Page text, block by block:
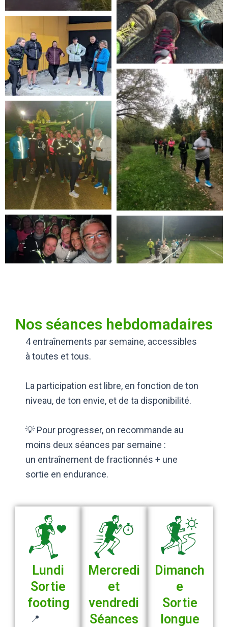
Nos séances hebdomadaires
4 entraînements par semaine, accessibles
à toutes et tous.
La participation est libre, en fonction de ton
niveau, de ton envie, et de ta disponibilité.
💡 Pour progresser, on recommande au
moins deux séances par semaine :
un entraînement de fractionnés + une
sortie en endurance.
Lundi
Sortie
footing
📍
Mercredi
et
vendredi
Séances
Dimanch
e
Sortie
longue